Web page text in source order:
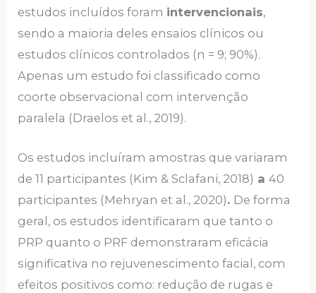
estudos incluídos foram intervencionais,
sendo a maioria deles ensaios clínicos ou
estudos clínicos controlados (n = 9; 90%).
Apenas um estudo foi classificado como
coorte observacional com intervenção
paralela (Draelos et al., 2019).
Os estudos incluíram amostras que variaram
de 11 participantes (Kim & Sclafani, 2018) a40
participantes (Mehryan et al., 2020). De forma
geral, os estudos identificaram que tanto o
PRP quanto o PRF demonstraram eficácia
significativa no rejuvenescimento facial, com
efeitos positivos como: redução de rugas e